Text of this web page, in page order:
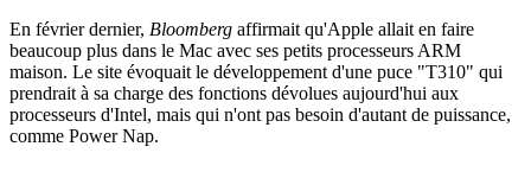
En février dernier, Bloomberg affirmait qu'Apple allait en faire
beaucoup plus dans le Mac avec ses petits processeurs ARM
maison. Le site évoquait le développement d'une puce "T310" qui
prendrait à sa charge des fonctions dévolues aujourd'hui aux
processeurs d'Intel, mais qui n'ont pas besoin d'autant de puissance,
comme Power Nap.